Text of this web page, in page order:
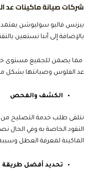
شركات صيانة ماكينات عد
بيزنس فاليو سوليوشن
بالإضافة إلى أننا نستعين
مما يضمن للجميع مستوى
عد الفلوس وصيانتها بشكل
الكشف والفحص
نتلقى طلب خدمة التصليح من
النقود الخاصة به وفي الحال
الماكينة لمعرفة العطل
تحديد أفضل طريقة